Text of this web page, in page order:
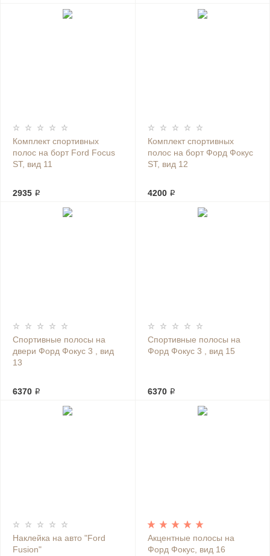
Комплект спортивных
полос на борт Ford Focus
ST, вид 11
2935 ₽
Комплект спортивных
полос на борт Форд Фокус
ST, вид 12
4200 ₽
Спортивные полосы на
двери Форд Фокус 3 , вид
13
6370 ₽
Спортивные полосы на
Форд Фокус 3 , вид 15
6370 ₽
Наклейка на авто "Ford
Fusion"
Акцентные полосы на
Форд Фокус, вид 16